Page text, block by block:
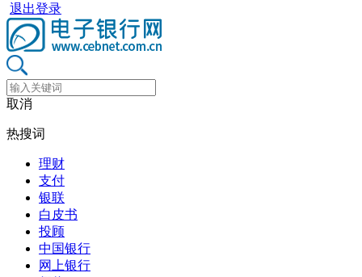
退出登录
取消
热搜词
理财
支付
银联
白皮书
投顾
中国银行
网上银行